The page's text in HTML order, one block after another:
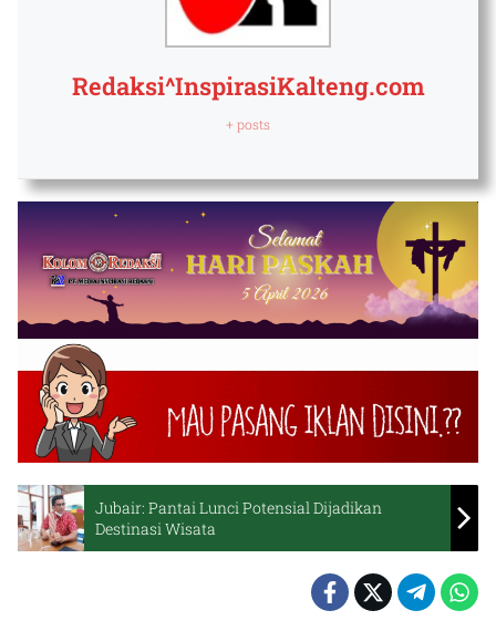
Redaksi^InspirasiKalteng.com
+ posts
Jubair: Pantai Lunci Potensial Dijadikan
Destinasi Wisata